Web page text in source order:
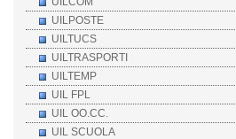
UILPOSTE
UILTUCS
UILTRASPORTI
UILTEMP
UIL FPL
UIL OO.CC.
UIL SCUOLA